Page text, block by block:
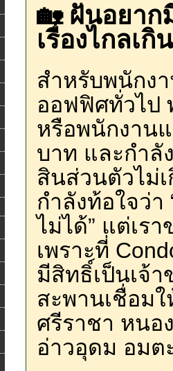
🏡 ฝันอยาก
เรื่องไกลเ
สำหรับพนักง
ออฟฟิศทั่วไป
หรือพนักงาน
บาท และกำ
สินส่วนตัวไม่
กำลังท้อใจว่า
ไม่ได้” แต่เร
เพราะที่
มีสิทธิ์เป็นเจ้า
สะพานเชื่อม
ศรีราชา หน
อ่าวอุดม อม